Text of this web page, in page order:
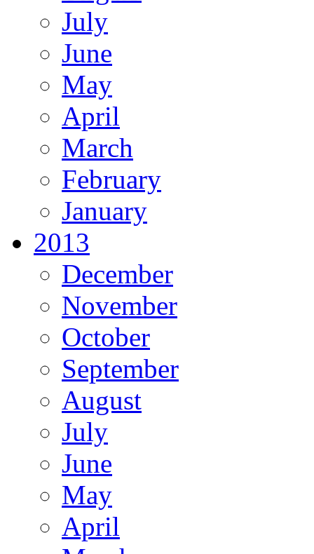
July
June
May
April
March
February
January
2013
December
November
October
September
August
July
June
May
April